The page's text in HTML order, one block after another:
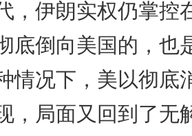
，伊朗实权仍掌控
底倒向美国的，也
情况下，美以彻底
，局面又回到了无